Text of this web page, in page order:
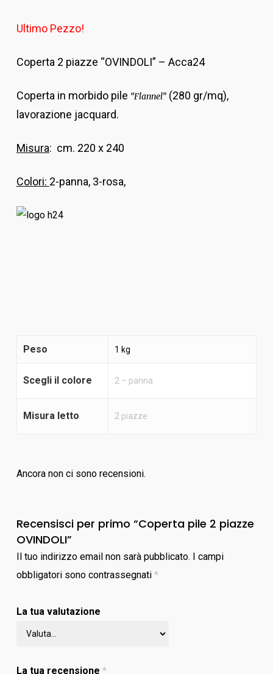
Ultimo Pezzo!
Coperta 2 piazze “OVINDOLI” – Acca24
Coperta in morbido pile “Flannel”(280 gr/mq),
lavorazione jacquard.
Misura: cm. 220 x 240
Colori: 2-panna, 3-rosa,
Peso 1 kg
Scegli il colore 2 – panna
Misura letto 2 piazze
Ancora non ci sono recensioni.
Recensisci per primo “Coperta pile 2 piazze
OVINDOLI”
Il tuo indirizzo email non sarà pubblicato. I campi
obbligatori sono contrassegnati *
La tua valutazione
La tua recensione *